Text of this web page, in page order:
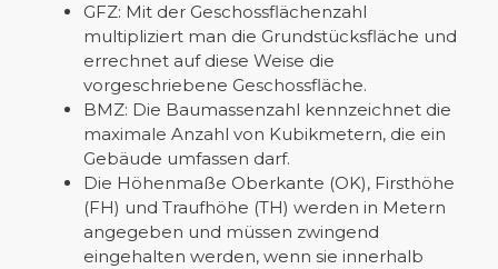
GFZ: Mit der Geschossflächenzahl
multipliziert man die Grundstücksfläche und
errechnet auf diese Weise die
vorgeschriebene Geschossfläche.
BMZ: Die Baumassenzahl kennzeichnet die
maximale Anzahl von Kubikmetern, die ein
Gebäude umfassen darf.
Die Höhenmaße Oberkante (OK), Firsthöhe
(FH) und Traufhöhe (TH) werden in Metern
angegeben und müssen zwingend
eingehalten werden, wenn sie innerhalb